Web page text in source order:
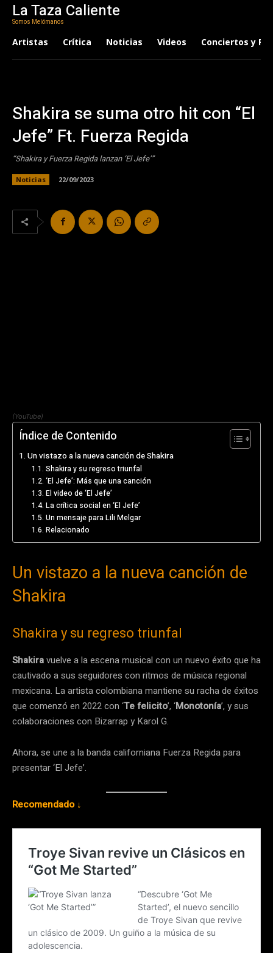
La Taza Caliente
Somos Melómanos
Artistas Crítica Noticias Videos Conciertos y
Shakira se suma otro hit con “El
Jefe” Ft. Fuerza Regida
“Shakira y Fuerza Regida lanzan ‘El Jefe’”
Noticias 22/09/2023
(YouTube)
Índice de Contenido
Un vistazo a la nueva canción de Shakira
Shakira y su regreso triunfal
‘El Jefe’: Más que una canción
El video de ‘El Jefe’
La crítica social en ‘El Jefe’
Un mensaje para Lili Melgar
Relacionado
Un vistazo a la nueva canción de
Shakira
Shakira y su regreso triunfal
Shakiravuelve a la escena musical con un nuevo éxito que ha
cautivado a sus seguidores con ritmos de música regional
mexicana. La artista colombiana mantiene su racha de éxitos
que comenzó en 2022 con ‘Te felicito’, ‘Monotonía’, y sus
colaboraciones con Bizarrap y Karol G.
Ahora, se une a la banda californiana Fuerza Regida para
presentar ‘El Jefe’.
Recomendado ↓